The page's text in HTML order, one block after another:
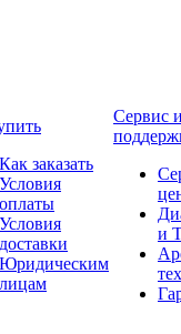
Как заказать
Условия
оплаты
Условия
доставки
Юридическим
лицам
Сервис
и